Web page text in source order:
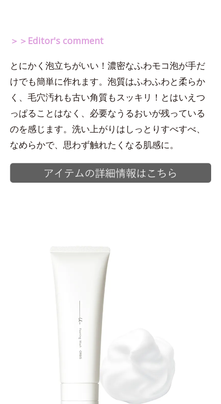
＞＞Editor's comment
とにかく泡立ちがいい！濃密なふわモコ泡が手だ
けでも簡単に作れます。泡質はふわふわと柔らか
く、毛穴汚れも古い角質もスッキリ！とはいえつ
っぱることはなく、必要なうるおいが残っている
のを感じます。洗い上がりはしっとりすべすべ、
なめらかで、思わず触れたくなる肌感に。